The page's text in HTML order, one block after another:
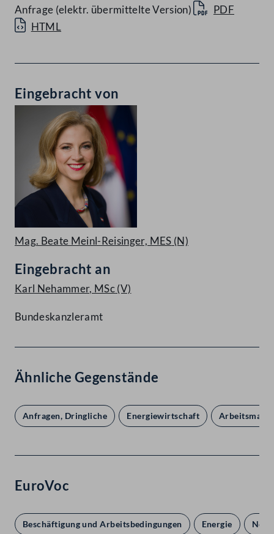
Anfrage (elektr. übermittelte Version)
PDF
HTML
Eingebracht von
Mag. Beate Meinl-Reisinger, MES (N)
Eingebracht an
Karl Nehammer, MSc(V)
Bundeskanzleramt
Ähnliche Gegenstände
Anfragen, Dringliche Energiewirtschaft Arbeitsmarkt
EuroVoc
Beschäftigung und Arbeitsbedingungen Energie